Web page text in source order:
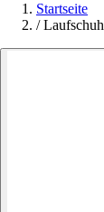
Startseite
/